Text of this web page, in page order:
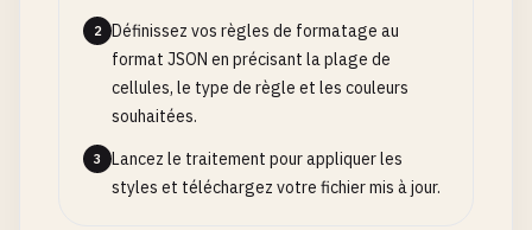
2
Définissez vos règles de formatage au
format JSON en précisant la plage de
cellules, le type de règle et les couleurs
souhaitées.
3
Lancez le traitement pour appliquer les
styles et téléchargez votre fichier mis à jour.